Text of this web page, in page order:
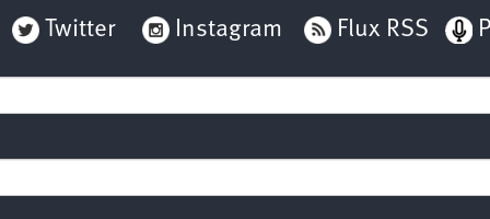
Twitter Instagram Flux RSS